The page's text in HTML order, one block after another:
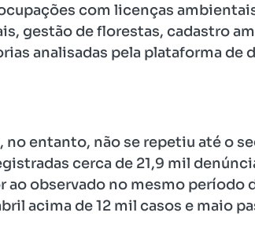
com licenças
gestão de florestas, cadastro
analisadas pela plataforma de
no entanto, não se repetiu até o
cerca de 21,9 mil
observado no mesmo período
acima de 12 mil casos e maio